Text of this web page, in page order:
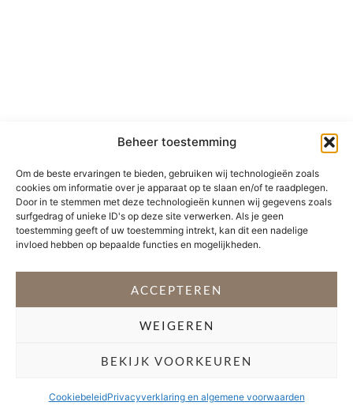
Beheer toestemming
Om de beste ervaringen te bieden, gebruiken wij technologieën zoals
cookies om informatie over je apparaat op te slaan en/of te raadplegen.
Door in te stemmen met deze technologieën kunnen wij gegevens zoals
surfgedrag of unieke ID's op deze site verwerken. Als je geen
toestemming geeft of uw toestemming intrekt, kan dit een nadelige
invloed hebben op bepaalde functies en mogelijkheden.
ACCEPTEREN
WEIGEREN
BEKIJK VOORKEUREN
CookiebeleidPrivacyverklaring en algemene voorwaarden